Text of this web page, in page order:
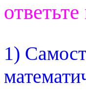
1) C